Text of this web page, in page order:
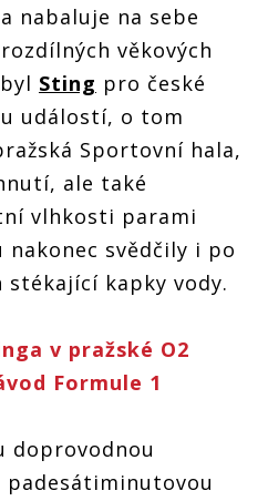
nabaluje na sebe
věkových
Sting pro české
událostí, o tom
Sportovní hala,
ale také
vlhkosti parami
nakonec svědčily i po
stékající kapky vody.
v pražské O2
Formule 1
doprovodnou
padesátiminutovou